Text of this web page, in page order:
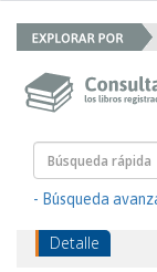
- Búsqueda
Detalle